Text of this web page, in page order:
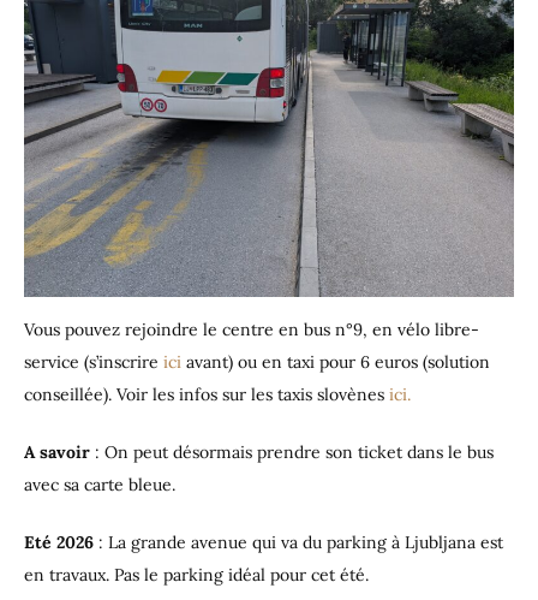
Vous pouvez rejoindre le centre en bus n°9, en vélo libre-
service (s’inscrire ici avant) ou en taxi pour 6 euros (solution
conseillée). Voir les infos sur les taxis slovènes ici.
A savoir : On peut désormais prendre son ticket dans le bus
avec sa carte bleue.
Eté 2026 : La grande avenue qui va du parking à Ljubljana est
en travaux. Pas le parking idéal pour cet été.